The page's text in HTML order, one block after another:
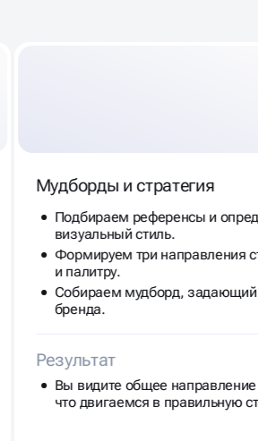
Мудборды и стратегия
Подбираем референсы и
визуальный стиль.
Формируем три направления
и палитру.
Собираем мудборд, задающий
бренда.
Результат
Вы видите общее
что двигаемся в правильную